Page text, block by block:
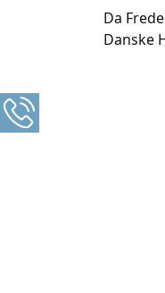
Da
Danske